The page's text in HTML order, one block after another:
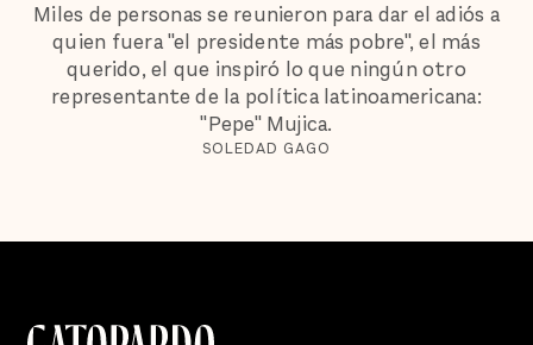
Miles de personas se reunieron para dar el adiós a
quien fuera "el presidente más pobre", el más
querido, el que inspiró lo que ningún otro
representante de la política latinoamericana:
"Pepe" Mujica.
SOLEDAD GAGO